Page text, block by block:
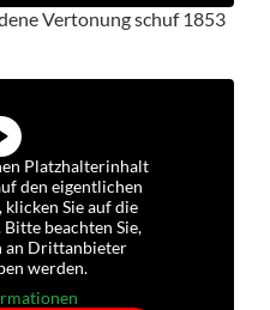
Vertonung schuf 1853
Platzhalterinhalt
den eigentlichen
Sie auf die
beachten Sie,
an Drittanbieter
werden.